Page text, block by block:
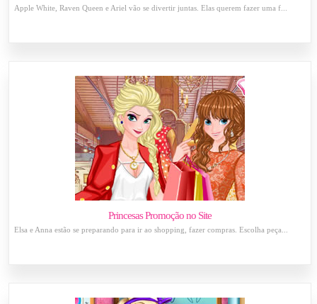
Apple White, Raven Queen e Ariel vão se divertir juntas. Elas querem fazer uma f...
Princesas Promoção no Site
Elsa e Anna estão se preparando para ir ao shopping, fazer compras. Escolha peça...